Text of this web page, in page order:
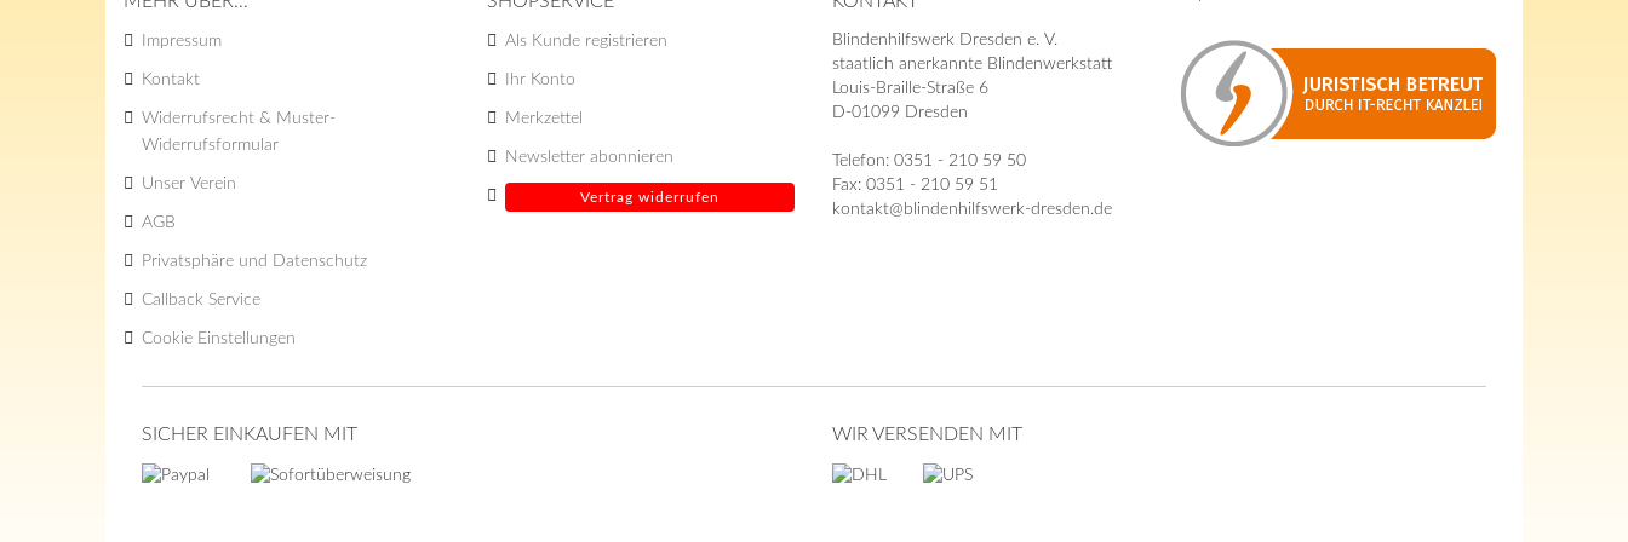
Impressum
Kontakt
Widerrufsrecht & Muster-
Widerrufsformular
Unser Verein
AGB
Privatsphäre und Datenschutz
Callback Service
Cookie Einstellungen
Als Kunde registrieren
Ihr Konto
Merkzettel
Newsletter abonnieren
Vertrag widerrufen
Blindenhilfswerk Dresden e. V.
staatlich anerkannte Blindenwerkstatt
Louis-Braille-Straße 6
D-01099 Dresden
Telefon: 0351 - 210 59 50
Fax: 0351 - 210 59 51
kontakt@blindenhilfswerk-dresden.de
SICHER EINKAUFEN MIT WIR VERSENDEN MIT